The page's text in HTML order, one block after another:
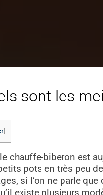
sont les
chauffe-biberon est
pots en très peu
si l’on ne parle
existe plusieurs